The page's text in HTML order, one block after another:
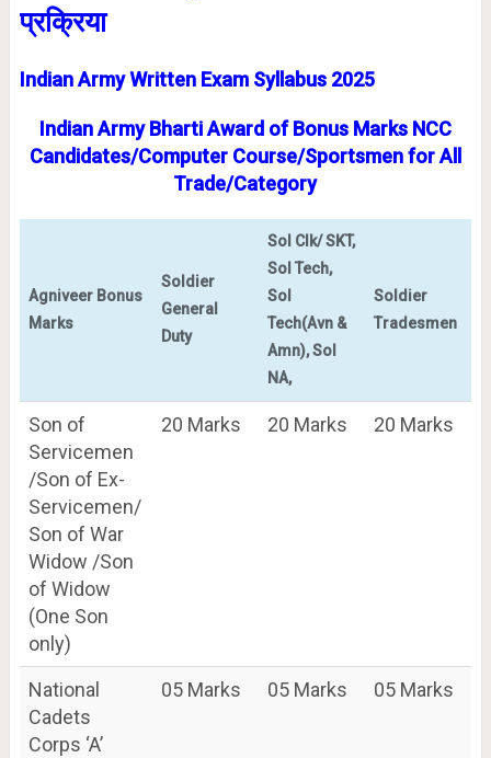
प्रक्रिया
Indian Army Written Exam Syllabus 2025
Indian Army Bharti Award of Bonus Marks NCC
Candidates/Computer Course/Sportsmen for All
Trade/Category
Agniveer Bonus
Marks
Soldier
General
Duty
Sol Clk/ SKT,
Sol Tech,
Sol
Tech(Avn &
Amn), Sol
NA,
Soldier
Tradesmen
Son of
Servicemen
/Son of Ex-
Servicemen/
Son of War
Widow /Son
of Widow
(One Son
only)
20 Marks 20 Marks 20 Marks
National
Cadets
Corps ‘A’
05 Marks 05 Marks 05 Marks